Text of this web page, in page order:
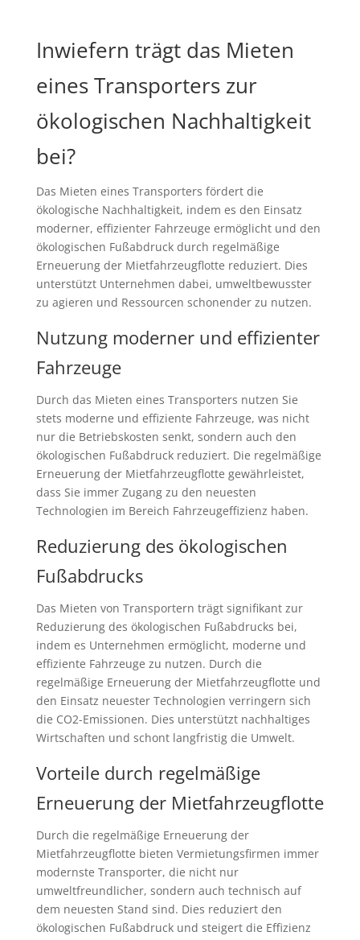
Inwiefern trägt das Mieten
eines Transporters zur
ökologischen Nachhaltigkeit
bei?
Das Mieten eines Transporters fördert die
ökologische Nachhaltigkeit, indem es den Einsatz
moderner, effizienter Fahrzeuge ermöglicht und den
ökologischen Fußabdruck durch regelmäßige
Erneuerung der Mietfahrzeugflotte reduziert. Dies
unterstützt Unternehmen dabei, umweltbewusster
zu agieren und Ressourcen schonender zu nutzen.
Nutzung moderner und effizienter
Fahrzeuge
Durch das Mieten eines Transporters nutzen Sie
stets moderne und effiziente Fahrzeuge, was nicht
nur die Betriebskosten senkt, sondern auch den
ökologischen Fußabdruck reduziert. Die regelmäßige
Erneuerung der Mietfahrzeugflotte gewährleistet,
dass Sie immer Zugang zu den neuesten
Technologien im Bereich Fahrzeugeffizienz haben.
Reduzierung des ökologischen
Fußabdrucks
Das Mieten von Transportern trägt signifikant zur
Reduzierung des ökologischen Fußabdrucks bei,
indem es Unternehmen ermöglicht, moderne und
effiziente Fahrzeuge zu nutzen. Durch die
regelmäßige Erneuerung der Mietfahrzeugflotte und
den Einsatz neuester Technologien verringern sich
die CO2-Emissionen. Dies unterstützt nachhaltiges
Wirtschaften und schont langfristig die Umwelt.
Vorteile durch regelmäßige
Erneuerung der Mietfahrzeugflotte
Durch die regelmäßige Erneuerung der
Mietfahrzeugflotte bieten Vermietungsfirmen immer
modernste Transporter, die nicht nur
umweltfreundlicher, sondern auch technisch auf
dem neuesten Stand sind. Dies reduziert den
ökologischen Fußabdruck und steigert die Effizienz